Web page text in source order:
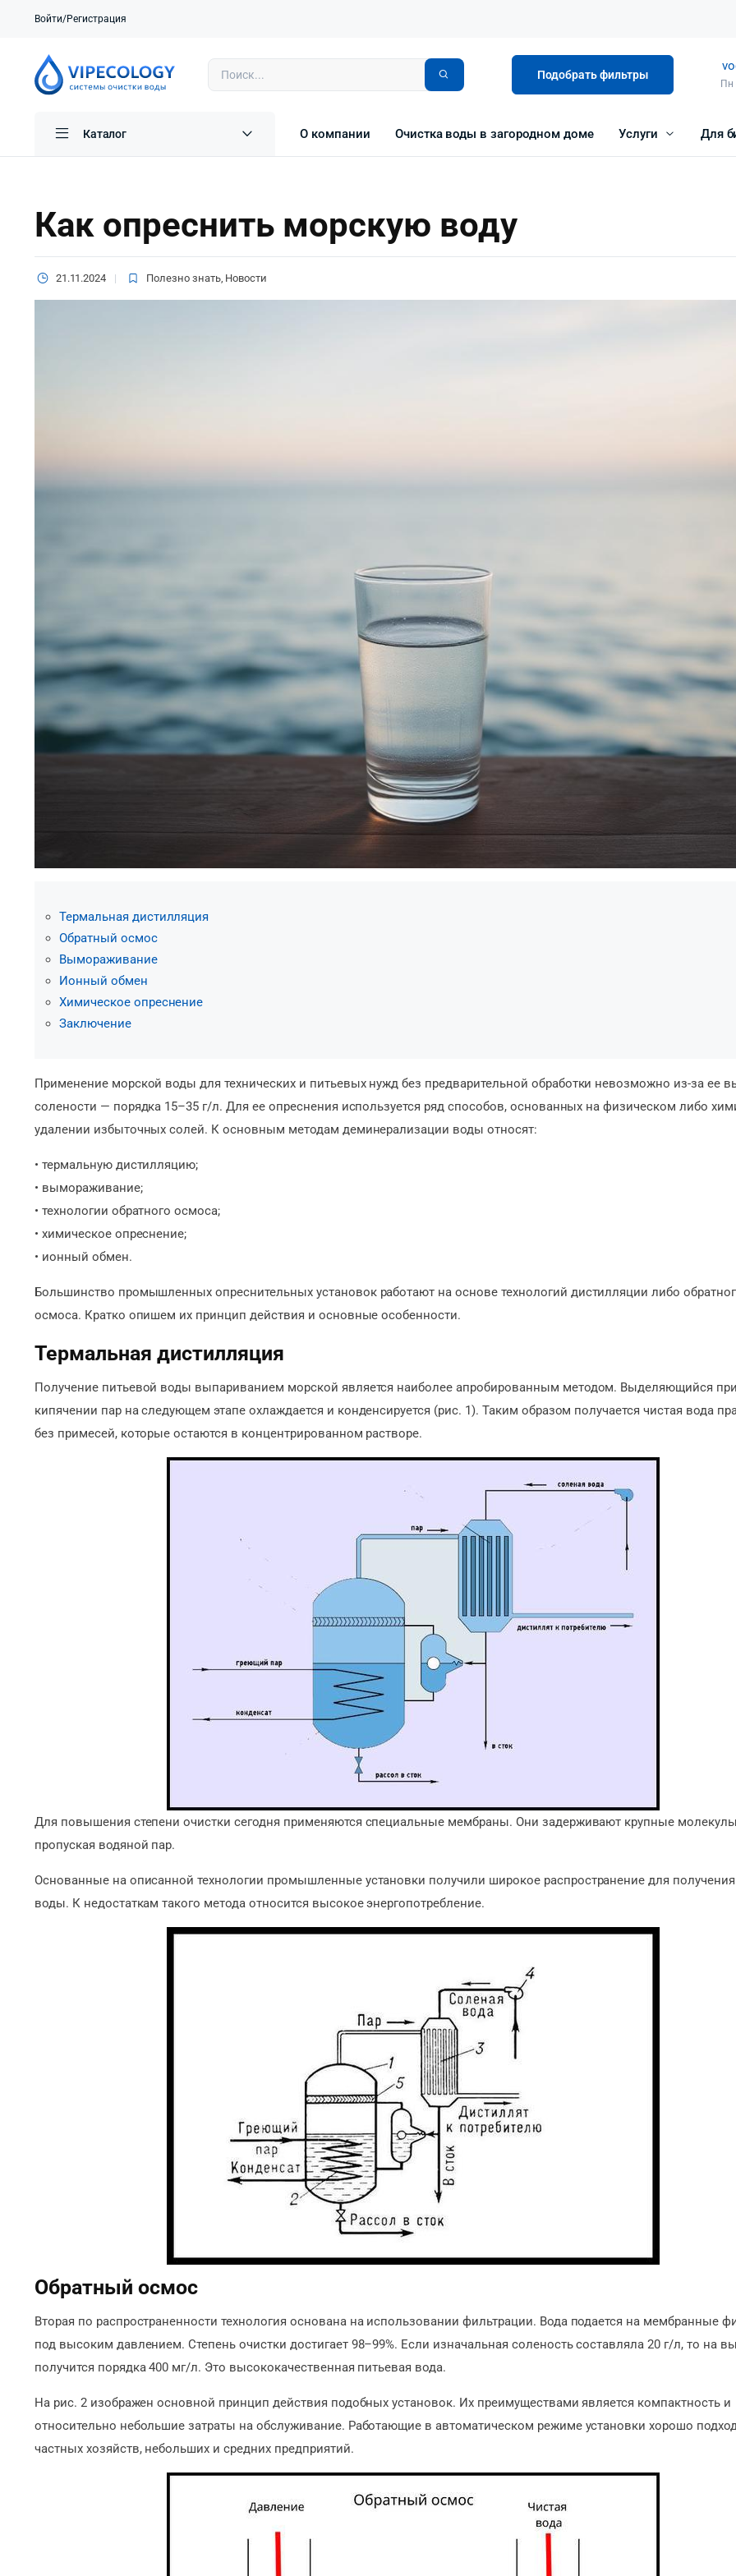
Войти/Регистрация
Подобрать фильтры
Пн
Каталог О компании Очистка воды в загородном доме Услуги Для
Как опреснить морскую воду
21.11.2024 Полезно знать, Новости
Термальная дистилляция
Обратный осмос
Вымораживание
Ионный обмен
Химическое опреснение
Заключение
Применение морской воды для технических и питьевых нужд без предварительной обработки невозможно из-за ее
солености — порядка 15–35 г/л. Для ее опреснения используется ряд способов, основанных на физическом либо
удалении избыточных солей. К основным методам деминерализации воды относят:
• термальную дистилляцию;
• вымораживание;
• технологии обратного осмоса;
• химическое опреснение;
• ионный обмен.
Большинство промышленных опреснительных установок работают на основе технологий дистилляции либо
осмоса. Кратко опишем их принцип действия и основные особенности.
Термальная дистилляция
Получение питьевой воды выпариванием морской является наиболее апробированным методом. Выделяющийся при
кипячении пар на следующем этапе охлаждается и конденсируется (рис. 1). Таким образом получается чистая вода
без примесей, которые остаются в концентрированном растворе.
Для повышения степени очистки сегодня применяются специальные мембраны. Они задерживают крупные
пропуская водяной пар.
Основанные на описанной технологии промышленные установки получили широкое распространение для
воды. К недостаткам такого метода относится высокое энергопотребление.
Обратный осмос
Вторая по распространенности технология основана на использовании фильтрации. Вода подается на мембранные
под высоким давлением. Степень очистки достигает 98–99%. Если изначальная соленость составляла 20 г/л, то на
получится порядка 400 мг/л. Это высококачественная питьевая вода.
На рис. 2 изображен основной принцип действия подобных установок. Их преимуществами является компактность и
относительно небольшие затраты на обслуживание. Работающие в автоматическом режиме установки хорошо
частных хозяйств, небольших и средних предприятий.